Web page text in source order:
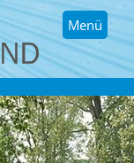
Menü